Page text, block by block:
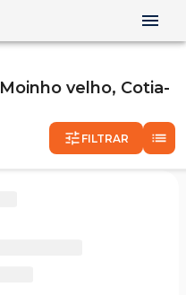
Moinho velho, Cotia-
FILTRAR